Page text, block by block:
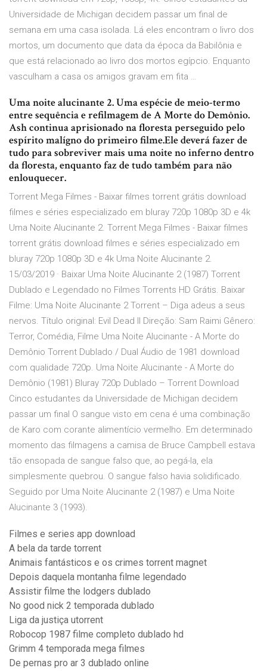
Universidade de Michigan decidem passar um final de
semana em uma casa isolada. Lá eles encontram o livro dos
mortos, um documento que data da época da Babilônia e
que está relacionado ao livro dos mortos egípcio. Enquanto
vasculham a casa os amigos gravam em fita …
Uma noite alucinante 2. Uma espécie de meio-termo
entre sequência e refilmagem de A Morte do Demônio.
Ash continua aprisionado na floresta perseguido pelo
espírito malígno do primeiro filme.Ele deverá fazer de
tudo para sobreviver mais uma noite no inferno dentro
da floresta, enquanto faz de tudo também para não
enlouquecer.
Torrent Mega Filmes - Baixar filmes torrent grátis download
filmes e séries especializado em bluray 720p 1080p 3D e 4k
Uma Noite Alucinante 2. Torrent Mega Filmes - Baixar filmes
torrent grátis download filmes e séries especializado em
bluray 720p 1080p 3D e 4k Uma Noite Alucinante 2.
15/03/2019 · Baixar Uma Noite Alucinante 2 (1987) Torrent
Dublado e Legendado no Filmes Torrents HD Grátis. Baixar
Filme: Uma Noite Alucinante 2 Torrent – Diga adeus a seus
nervos. Título original: Evil Dead II Direção: Sam Raimi Gênero:
Terror, Comédia, Filme Uma Noite Alucinante - A Morte do
Demônio Torrent Dublado / Dual Áudio de 1981 download
com qualidade 720p. Uma Noite Alucinante - A Morte do
Demônio (1981) Bluray 720p Dublado – Torrent Download
Cinco estudantes da Universidade de Michigan decidem
passar um final O sangue visto em cena é uma combinação
de Karo com corante alimentício vermelho. Em determinado
momento das filmagens a camisa de Bruce Campbell estava
tão ensopada de sangue falso que, ao pegá-la, ela
simplesmente quebrou. O sangue falso havia solidificado.
Seguido por Uma Noite Alucinante 2 (1987) e Uma Noite
Alucinante 3 (1993).
Filmes e series app download
A bela da tarde torrent
Animais fantásticos e os crimes torrent magnet
Depois daquela montanha filme legendado
Assistir filme the lodgers dublado
No good nick 2 temporada dublado
Liga da justiça utorrent
Robocop 1987 filme completo dublado hd
Grimm 4 temporada mega filmes
De pernas pro ar 3 dublado online